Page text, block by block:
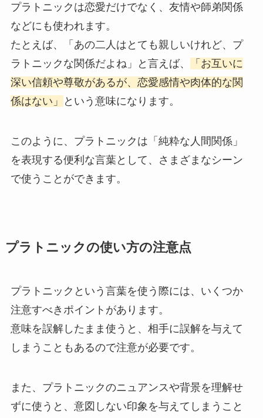
プラトニックは恋愛だけでなく、友情や師弟関係
などにも使われます。
たとえば、「あの二人はとても親しいけれど、プ
ラトニックな関係だよね」と言えば、
「お互いに
深い信頼や尊敬があるが、恋愛感情や肉体的な関
係はない」
という意味になります。
このように、プラトニックは「純粋な人間関係」
を表現する便利な言葉として、さまざまなシーン
で使うことができます。
プラトニックの使い方の注意点
プラトニックという言葉を使う際には、いくつか
注意すべきポイントがあります。
意味を誤解したまま使うと、相手に誤解を与えて
しまうこともあるので注意が必要です。
また、プラトニックのニュアンスや背景を理解せ
ずに使うと、意図しない印象を与えてしまうこと